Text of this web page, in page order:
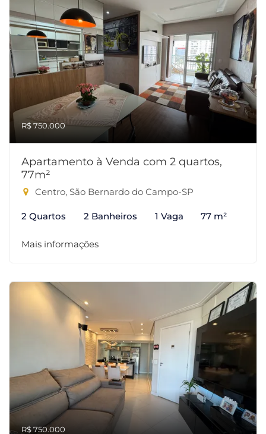
R$ 750.000
Apartamento à Venda com 2 quartos,
77m²
Centro, São Bernardo do Campo-SP
2 Quartos 2 Banheiros 1 Vaga 77 m²
Mais informações
R$ 750.000